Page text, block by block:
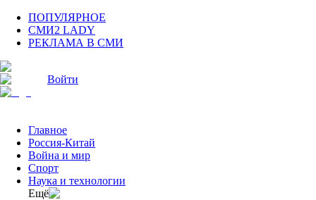
ПОПУЛЯРНОЕ
СМИ2 LADY
РЕКЛАМА В СМИ
Войти
Главное
Россия-Китай
Война и мир
Спорт
Наука и технологии
Eщё